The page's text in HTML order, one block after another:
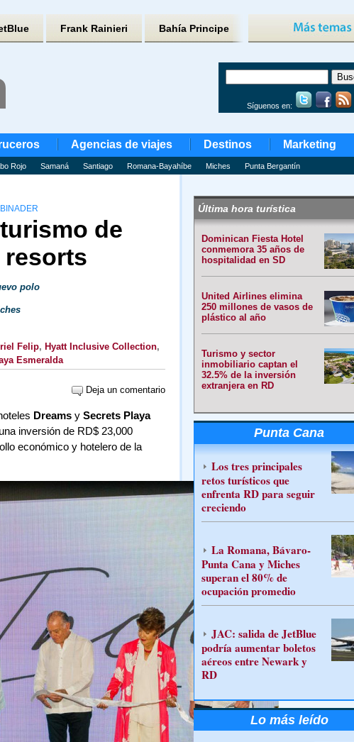
Frank Rainieri Bahía Principe
Síguenos en:
Agencias de viajes Destinos Marketing
Rojo Samaná Santiago Romana-Bayahíbe Miches Punta Bergantín
de
resorts
polo
Felip, Hyatt Inclusive Collection,
Esmeralda
Deja un comentario
Dreams ySecrets Playa
inversión de RD$ 23,000
económico y hotelero de la
Última hora turística
Dominican Fiesta Hotel
conmemora 35 años de
hospitalidad en SD
United Airlines elimina
250 millones de vasos de
plástico al año
Turismo y sector
inmobiliario captan el
32.5% de la inversión
extranjera en RD
Punta Cana
Los tres principales
retos turísticos que
enfrenta RD para seguir
creciendo
La Romana, Bávaro-
Punta Cana y Miches
superan el 80% de
ocupación promedio
JAC: salida de JetBlue
podría aumentar boletos
aéreos entre Newark y
RD
Lo más leído